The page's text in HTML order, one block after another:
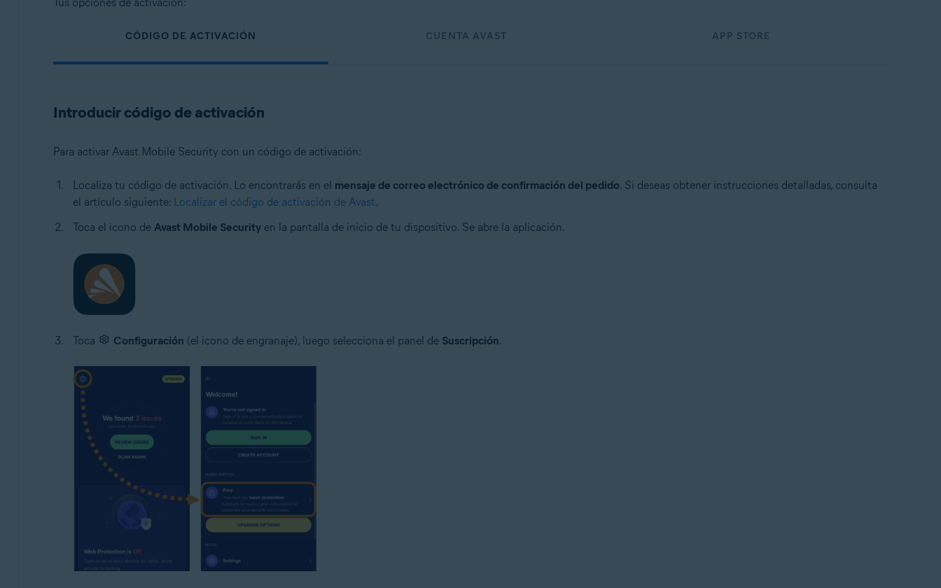
CÓDIGO DE ACTIVACIÓN CUENTA AVAST APP STORE
Introducir código de activación
Para activar Avast Mobile Security con un código de activación:
Localiza tu código de activación. Lo encontrarás en el mensaje de correo electrónico de confirmación del pedido. Si deseas obtener instrucciones detalladas, consulta
el artículo siguiente: Localizar el código de activación de Avast.
Toca el icono de Avast Mobile Securityen la pantalla de inicio de tu dispositivo. Se abre la aplicación.
Toca Configuración (el icono de engranaje), luego selecciona el panel de Suscripción.